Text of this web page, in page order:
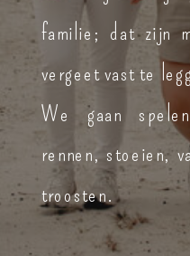
familie; dat zijn
vergeet vast te
We gaan
rennen, stoeien,
troosten.